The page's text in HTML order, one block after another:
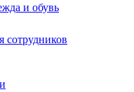
и обувь
сотрудников